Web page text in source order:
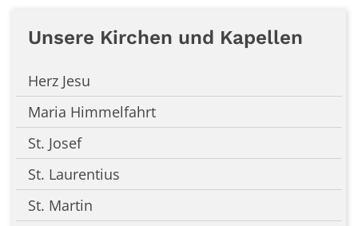
Unsere Kirchen und Kapellen
Herz Jesu
Maria Himmelfahrt
St. Josef
St. Laurentius
St. Martin